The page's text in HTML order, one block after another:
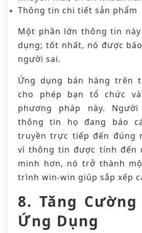
Thông tin chi tiết sản phẩm
Một phần lớn thông tin
dụng; tốt nhất, nó được
người sai.
Ứng dụng bán hàng trên
cho phép bạn tổ chức
phương pháp này.
thông tin họ đang báo
truyền trực tiếp đến đúng
vì thông tin được tính đến
minh hơn, nó trở thành
trình win-win giúp sắp xếp
8. Tăng
Ứng Dụng